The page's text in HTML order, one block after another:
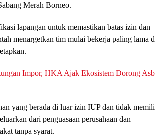
Merah Borneo.
lapangan untuk memastikan batas izin dan
menargetkan tim mulai bekerja paling lama
Impor, HKA Ajak Ekosistem Dorong
yang berada di luar izin IUP dan tidak
dari penguasaan perusahaan dan
tanpa syarat.